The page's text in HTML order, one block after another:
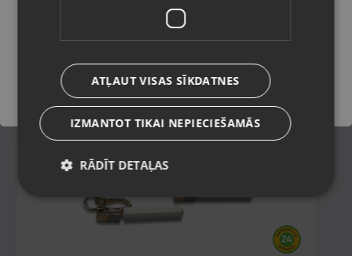
Stāvoklis Restaurēts (Garantija 24 mēneši)
273.00 €
12.41€/mēn.
Saglabāt
ATĻAUT VISAS SĪKDATNES
IZMANTOT TIKAI NEPIECIEŠAMĀS
RĀDĪT DETAĻAS